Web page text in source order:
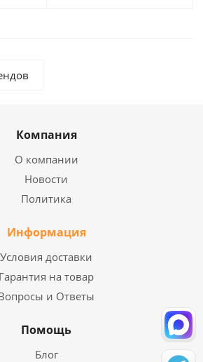
Компания
О компании
Новости
Политика
Информация
Условия доставки
Гарантия на товар
и Ответы
Помощь
Блог